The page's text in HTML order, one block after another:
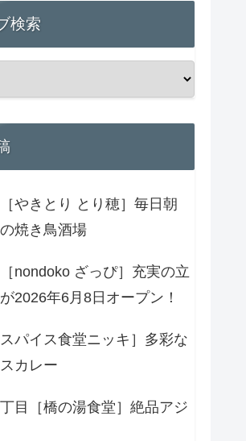
検索
やきとり とり穂］毎日朝
焼き鳥酒場
nondoko ざっぴ］充実の立
2026年6月8日オープン！
パイス食堂ニッキ］多彩な
カレー
目［橋の湯食堂］絶品アジ